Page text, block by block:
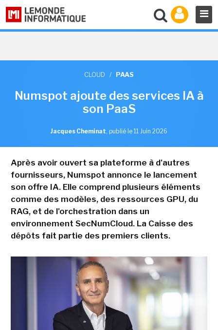
CLOUD / PAAS
Numspot ajoute des services IA à
son PaaS
Jacques Cheminat, publié le 11 Juin 2026
Après avoir ouvert sa plateforme à d'autres
fournisseurs, Numspot annonce le lancement
son offre IA. Elle comprend plusieurs éléments
comme des modèles, des ressources GPU, du
RAG, et de l'orchestration dans un
environnement SecNumCloud. La Caisse des
dépôts fait partie des premiers clients.